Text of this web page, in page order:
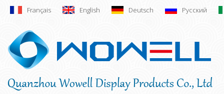
Français English Deutsch Русский